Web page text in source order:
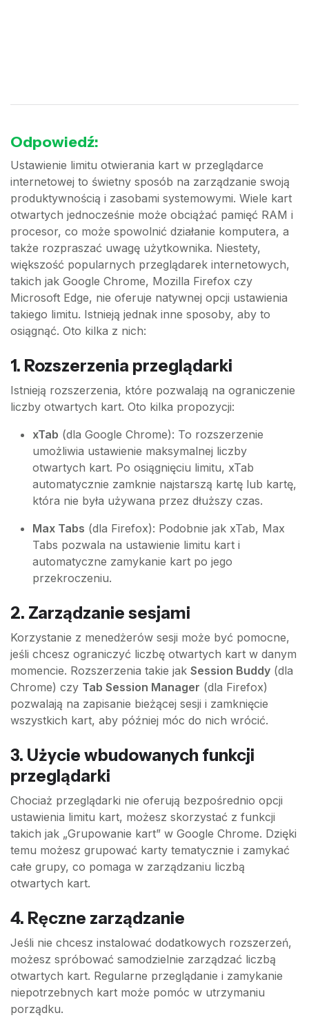
Odpowiedź:
Ustawienie limitu otwierania kart w przeglądarce
internetowej to świetny sposób na zarządzanie swoją
produktywnością i zasobami systemowymi. Wiele kart
otwartych jednocześnie może obciążać pamięć RAM i
procesor, co może spowolnić działanie komputera, a
także rozpraszać uwagę użytkownika. Niestety,
większość popularnych przeglądarek internetowych,
takich jak Google Chrome, Mozilla Firefox czy
Microsoft Edge, nie oferuje natywnej opcji ustawienia
takiego limitu. Istnieją jednak inne sposoby, aby to
osiągnąć. Oto kilka z nich:
1. Rozszerzenia przeglądarki
Istnieją rozszerzenia, które pozwalają na ograniczenie
liczby otwartych kart. Oto kilka propozycji:
xTab (dla Google Chrome): To rozszerzenie
umożliwia ustawienie maksymalnej liczby
otwartych kart. Po osiągnięciu limitu, xTab
automatycznie zamknie najstarszą kartę lub kartę,
która nie była używana przez dłuższy czas.
Max Tabs (dla Firefox): Podobnie jak xTab, Max
Tabs pozwala na ustawienie limitu kart i
automatyczne zamykanie kart po jego
przekroczeniu.
2. Zarządzanie sesjami
Korzystanie z menedżerów sesji może być pomocne,
jeśli chcesz ograniczyć liczbę otwartych kart w danym
momencie. Rozszerzenia takie jak Session Buddy (dla
Chrome) czy Tab Session Manager (dla Firefox)
pozwalają na zapisanie bieżącej sesji i zamknięcie
wszystkich kart, aby później móc do nich wrócić.
3. Użycie wbudowanych funkcji
przeglądarki
Chociaż przeglądarki nie oferują bezpośrednio opcji
ustawienia limitu kart, możesz skorzystać z funkcji
takich jak „Grupowanie kart” w Google Chrome. Dzięki
temu możesz grupować karty tematycznie i zamykać
całe grupy, co pomaga w zarządzaniu liczbą
otwartych kart.
4. Ręczne zarządzanie
Jeśli nie chcesz instalować dodatkowych rozszerzeń,
możesz spróbować samodzielnie zarządzać liczbą
otwartych kart. Regularne przeglądanie i zamykanie
niepotrzebnych kart może pomóc w utrzymaniu
porządku.